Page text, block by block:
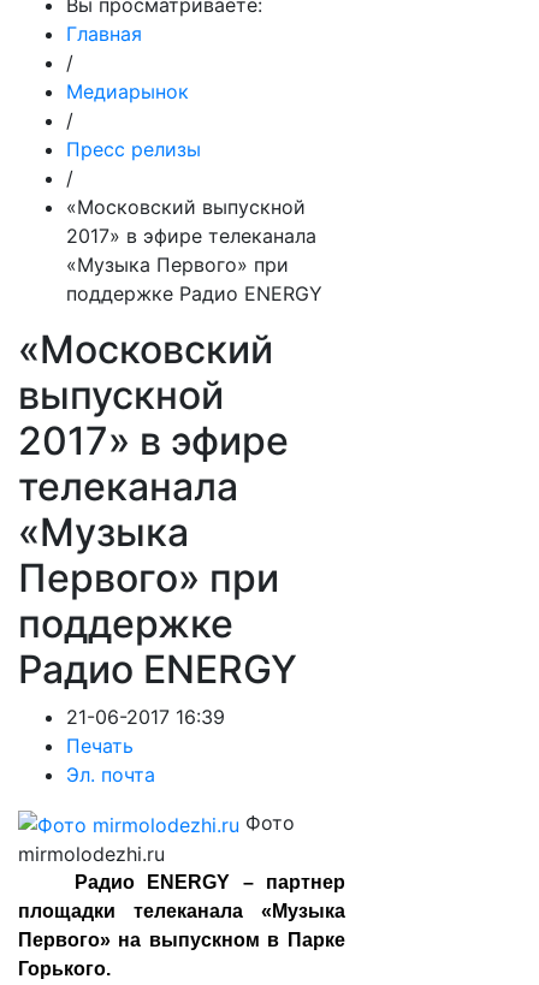
Вы просматриваете:
Главная
/
Медиарынок
/
Пресс релизы
/
«Московский выпускной
2017» в эфире телеканала
«Музыка Первого» при
поддержке Радио ENERGY
«Московский
выпускной
2017» в эфире
телеканала
«Музыка
Первого» при
поддержке
Радио ENERGY
21-06-2017 16:39
Печать
Эл. почта
Фото
mirmolodezhi.ru
Радио ENERGY – партнер
площадки телеканала «Музыка
Первого» на выпускном в Парке
Горького.